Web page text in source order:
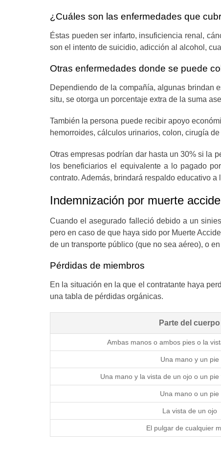
¿Cuáles son las enfermedades que
Éstas pueden ser infarto, insuficiencia renal,
son el intento de suicidio, adicción al alcohol,
Otras enfermedades donde se puede
Dependiendo de la compañía, algunas brindan
situ, se otorga un porcentaje extra de la suma
También la persona puede recibir apoyo
hemorroides, cálculos urinarios, colon, cirugía
Otras empresas podrían dar hasta un 30% si la
los beneficiarios el equivalente a lo pagado
contrato. Además, brindará respaldo educativo a
Indemnización por muerte
Cuando el asegurado falleció debido a un
pero en caso de que haya sido por Muerte
de un transporte público (que no sea aéreo), o
Pérdidas de miembros
En la situación en la que el contratante haya
una tabla de pérdidas orgánicas.
Parte del cuerpo
Ambas manos o ambos pies o la
Una mano y un pie
Una mano y la vista de un ojo o un
Una mano o un pie
La vista de un ojo
El pulgar de cualquier